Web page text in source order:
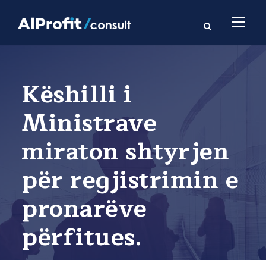
Këshilli i
Ministrave
miraton shtyrjen
për regjistrimin e
pronarëve
përfitues.